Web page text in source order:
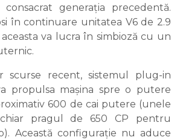
generația precedentă.
în continuare unitatea V6 de 2.9
va lucra în simbioză cu un
scurse recent, sistemul plug-in
propulsa mașina spre o putere
600 de cai putere (unele
pragul de 650 CP pentru
Această configurație nu aduce